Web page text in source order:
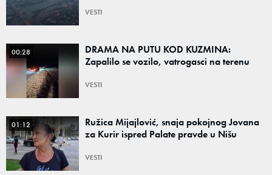
VESTI
00:28
DRAMA NA PUTU KOD KUZMINA:
Zapalilo se vozilo, vatrogasci na terenu
VESTI
01:12
Ružica Mijajlović, snaja pokojnog Jovana
za Kurir ispred Palate pravde u Nišu
VESTI